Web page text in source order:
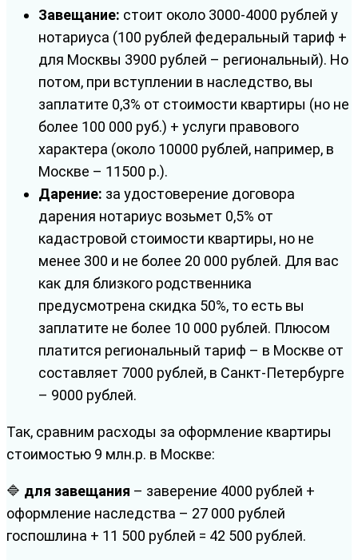
Завещание: стоит около 3000-4000 рублей у
нотариуса (100 рублей федеральный тариф +
для Москвы 3900 рублей – региональный). Но
потом, при вступлении в наследство, вы
заплатите 0,3% от стоимости квартиры (но не
более 100 000 руб.) + услуги правового
характера (около 10000 рублей, например, в
Москве – 11500 р.).
Дарение: за удостоверение договора
дарения нотариус возьмет 0,5% от
кадастровой стоимости квартиры, но не
менее 300 и не более 20 000 рублей. Для вас
как для близкого родственника
предусмотрена скидка 50%, то есть вы
заплатите не более 10 000 рублей. Плюсом
платится региональный тариф – в Москве от
составляет 7000 рублей, в Санкт-Петербурге
– 9000 рублей.
Так, сравним расходы за оформление квартиры
стоимостью 9 млн.р. в Москве:
🔷 для завещания – заверение 4000 рублей +
оформление наследства – 27 000 рублей
госпошлина + 11 500 рублей = 42 500 рублей.